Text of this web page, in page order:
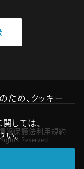
報保護法利用規約
Reserved.
ため、クッキー
しては、
い。